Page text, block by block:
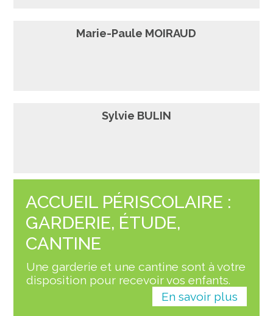
Marie-Paule MOIRAUD
Sylvie BULIN
ACCUEIL PÉRISCOLAIRE :
GARDERIE, ÉTUDE,
CANTINE
Une garderie et une cantine sont à votre
disposition pour recevoir vos enfants.
En savoir plus